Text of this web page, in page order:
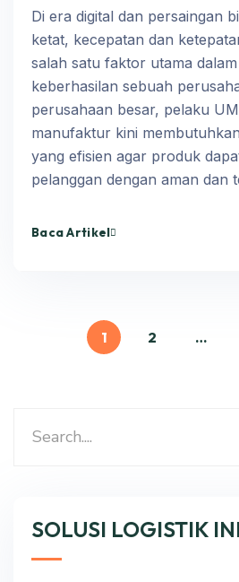
Di era digital dan persaingan
ketat, kecepatan dan
salah satu faktor utama
keberhasilan sebuah
perusahaan besar, pelaku
manufaktur kini
yang efisien agar produk
pelanggan dengan aman dan
Baca Artikel
1 2 …
SOLUSI LOGISTIK